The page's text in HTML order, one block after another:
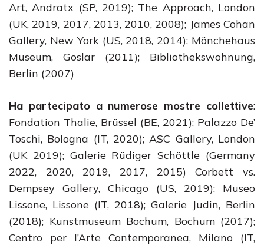
Art, Andratx (SP, 2019); The Approach, London
(UK, 2019, 2017, 2013, 2010, 2008); James Cohan
Gallery, New York (US, 2018, 2014); Mönchehaus
Museum, Goslar (2011); Bibliothekswohnung,
Berlin (2007)
Ha partecipato a numerose mostre collettive:
Fondation Thalie, Brüssel (BE, 2021); Palazzo De’
Toschi, Bologna (IT, 2020); ASC Gallery, London
(UK 2019); Galerie Rüdiger Schöttle (Germany
2022, 2020, 2019, 2017, 2015) Corbett vs.
Dempsey Gallery, Chicago (US, 2019); Museo
Lissone, Lissone (IT, 2018); Galerie Judin, Berlin
(2018); Kunstmuseum Bochum, Bochum (2017);
Centro per l’Arte Contemporanea, Milano (IT,